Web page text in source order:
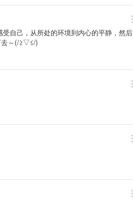
自己，从所处的环境到内心的平静，然后
去～(/≥▽≤/)